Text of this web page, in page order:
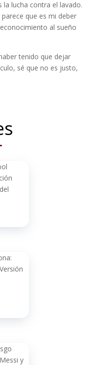
lucha contra el lavado.
que es mi deber
al sueño
tenido que dejar
sé que no es justo,
y